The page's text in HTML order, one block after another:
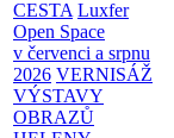
CESTA Luxfer
Open Space
v červenci a srpnu
2026 VERNISÁŽ
VÝSTAVY
OBRAZŮ